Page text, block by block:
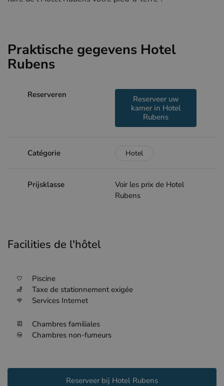
Praktische gegevens Hotel
Rubens
Reserveren
Reserveer uw
kamer in Hotel
Rubens
Catégorie Hotel
Prijsklasse
Voir les prix de Hotel
Rubens
Facilities de l'hôtel
Piscine
Taxe de stationnement exigée
Services Internet
Chambres familiales
Chambres non-fumeurs
Reserveer bij Hotel Rubens